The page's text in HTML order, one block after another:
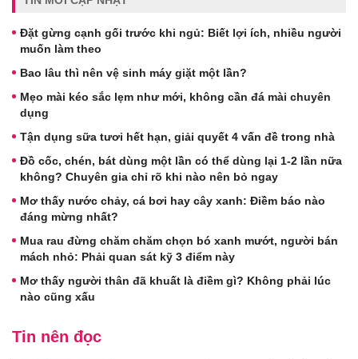
Đặt gừng cạnh gối trước khi ngủ: Biết lợi ích, nhiều người
muốn làm theo
Bao lâu thì nên vệ sinh máy giặt một lần?
Mẹo mài kéo sắc lẹm như mới, không cần đá mài chuyên
dụng
Tận dụng sữa tươi hết hạn, giải quyết 4 vấn đề trong nhà
Đồ cốc, chén, bát dùng một lần có thể dùng lại 1-2 lần nữa
không? Chuyên gia chỉ rõ khi nào nên bỏ ngay
Mơ thấy nước chảy, cá bơi hay cây xanh: Điềm báo nào
đáng mừng nhất?
Mua rau đừng chăm chăm chọn bó xanh mướt, người bán
mách nhỏ: Phải quan sát kỹ 3 điểm này
Mơ thấy người thân đã khuất là điềm gì? Không phải lúc
nào cũng xấu
Tin nên đọc